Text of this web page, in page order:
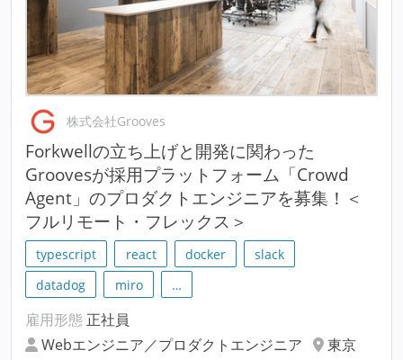
株式会社Grooves
Forkwellの立ち上げと開発に関わった
Groovesが採用プラットフォーム「Crowd
Agent」のプロダクトエンジニアを募集！＜
フルリモート・フレックス＞
typescript react docker
slack
datadog
miro …
雇用形態 正社員
Webエンジニア／プロダクトエンジニア
東京